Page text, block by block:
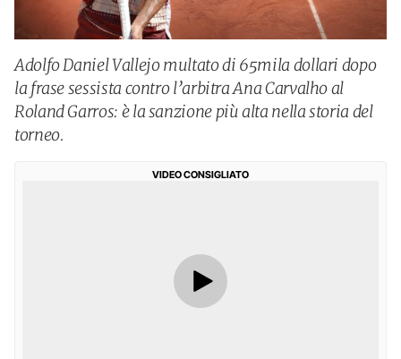
Adolfo Daniel Vallejo multato di 65mila dollari dopo
la frase sessista contro l’arbitra Ana Carvalho al
Roland Garros: è la sanzione più alta nella storia del
torneo.
VIDEO CONSIGLIATO